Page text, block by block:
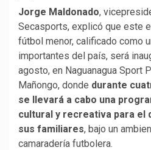
Jorge Maldonado,
Secasports, explicó que este
fútbol menor, calificado como
importantes del país, será
agosto, en Naguanagua Sport
Mañongo, donde durante
se llevará a cabo una
cultural y recreativa para el
sus familiares, bajo un
camaradería futbolera.